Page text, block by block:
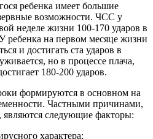
ребенка имеет большие
возможности. ЧСС у
неделе жизни 100-170 ударов в
ребенка на первом месяце жизни
и достигать ста ударов в
но в процессе плача,
180-200 ударов.
формируются в основном на
Частными причинами,
являются следующие факторы:
характера;